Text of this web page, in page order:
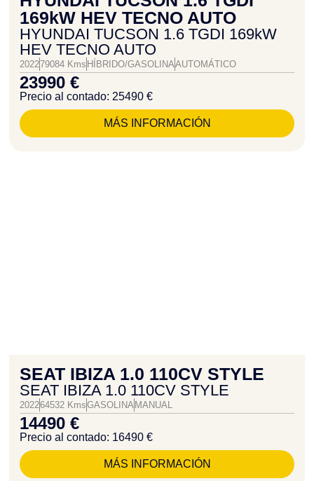
169kW HEV TECNO AUTO
HYUNDAI TUCSON 1.6 TGDI 169kW
HEV TECNO AUTO
202279084 Kms HÍBRIDO/GASOLINAAUTOMÁTICO
23990 €
Precio al contado: 25490 €
MÁS INFORMACIÓN
SEAT IBIZA 1.0 110CV STYLE
SEAT IBIZA 1.0 110CV STYLE
202264532 KmsGASOLINA MANUAL
14490 €
Precio al contado: 16490 €
MÁS INFORMACIÓN